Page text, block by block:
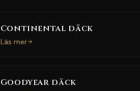
Continental däck
Läs mer
Goodyear däck